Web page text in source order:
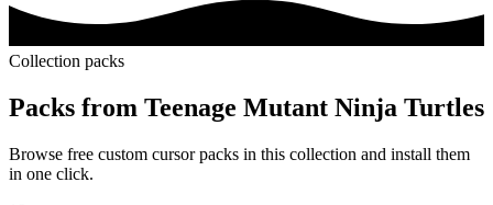
Collection packs
Packs from Teenage Mutant Ninja Turtles
Browse free custom cursor packs in this collection and install them
in one click.